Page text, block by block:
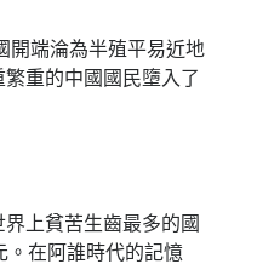
開端淪為半殖平易近地
重的中國國民墮入了
上貧苦生齒最多的國
。在阿誰時代的記憶